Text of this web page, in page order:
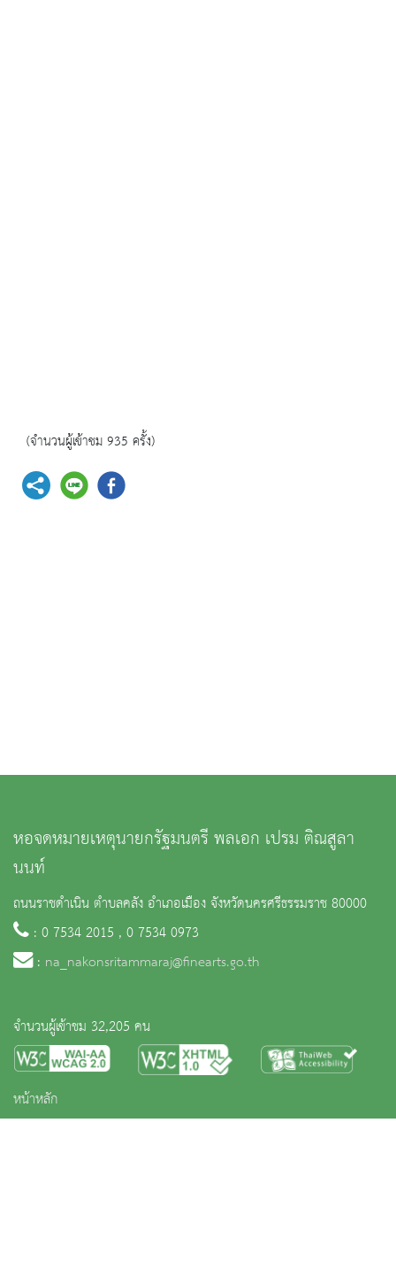
(จำนวนผู้เข้าชม 935 ครั้ง)
หอจดหมายเหตุนายกรัฐมนตรี พลเอก เปรม ติณสูลา
นนท์
ถนนราชดำเนิน ตำบลคลัง อำเภอเมือง จังหวัดนครศรีธรรมราช 80000
: 0 7534 2015 , 0 7534 0973
: na_nakonsritammaraj@finearts.go.th
จำนวนผู้เข้าชม 32,205 คน
หน้าหลัก